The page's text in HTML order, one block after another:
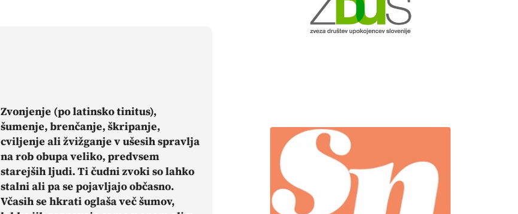
Zvonjenje (po latinsko tinitus),
šumenje, brenčanje, škripanje,
cviljenje ali žvižganje v ušesih spravlja
na rob obupa veliko, predvsem
starejših ljudi. Ti čudni zvoki so lahko
stalni ali pa se pojavljajo občasno.
Včasih se hkrati oglaša več šumov,